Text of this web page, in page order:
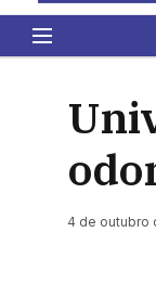
4 de outubro